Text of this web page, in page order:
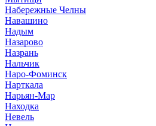
Набережные Челны
Навашино
Надым
Назарово
Назрань
Нальчик
Наро-Фоминск
Нарткала
Нарьян-Мар
Находка
Невель